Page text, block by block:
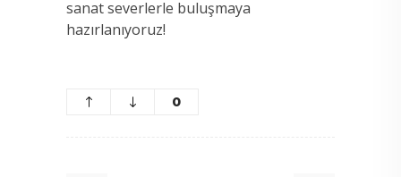
sanat severlerle buluşmaya
hazırlanıyoruz!
0